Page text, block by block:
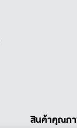
สินค้าคุณภ